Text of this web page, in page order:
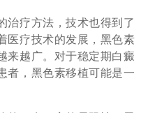
疗方法，技术也得到了
医疗技术的发展，黑色素
来越广。对于稳定期白癜
者，黑色素移植可能是一